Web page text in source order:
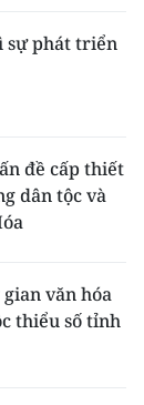
sự phát triển
đề cấp thiết
dân tộc và
văn hóa
thiểu số tỉnh